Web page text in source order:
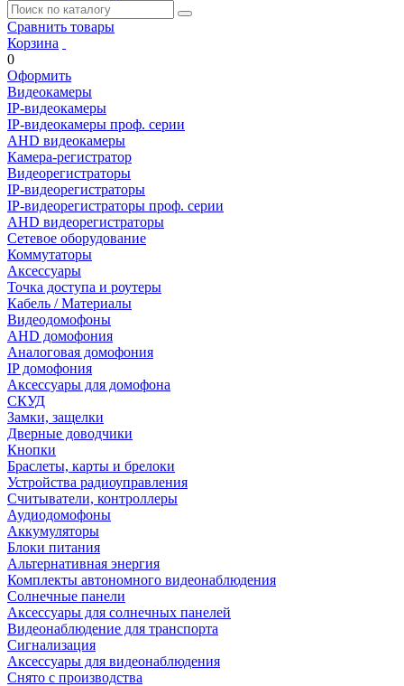
Сравнить товары
Корзина
0
Оформить
Видеокамеры
IP-видеокамеры
IP-видеокамеры проф. серии
AHD видеокамеры
Камера-регистратор
Видеорегистраторы
IP-видеорегистраторы
IP-видеорегистраторы проф. серии
AHD видеорегистраторы
Сетевое оборудование
Коммутаторы
Аксессуары
Точка доступа и роутеры
Кабель / Материалы
Видеодомофоны
AHD домофония
Аналоговая домофония
IP домофония
Аксессуары для домофона
СКУД
Замки, защелки
Дверные доводчики
Кнопки
Браслеты, карты и брелоки
Устройства радиоуправления
Считыватели, контроллеры
Аудиодомофоны
Аккумуляторы
Блоки питания
Альтернативная энергия
Комплекты автономного видеонаблюдения
Солнечные панели
Аксессуары для солнечных панелей
Видеонаблюдение для транспорта
Сигнализация
Аксессуары для видеонаблюдения
Снято с производства